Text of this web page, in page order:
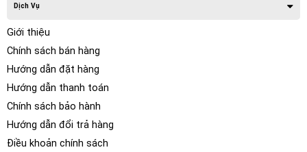
Dịch Vụ
Giới thiệu
Chính sách bán hàng
Hướng dẫn đặt hàng
Hướng dẫn thanh toán
Chính sách bảo hành
Hướng dẫn đổi trả hàng
Điều khoản chính sách